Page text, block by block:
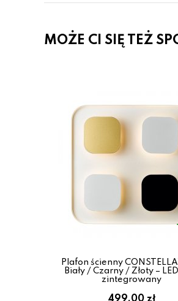
MOŻE CI SIĘ TEŻ
Plafon ścienny
Biały / Czarny / Złoty –
zintegrowany